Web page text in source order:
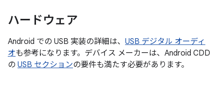
ハードウェア
Android での USB 実装の詳細は、 USB デジタル オーディ
オも参考になります。デバイス メーカーは、Android CDD
の USB セクションの要件も満たす必要があります。